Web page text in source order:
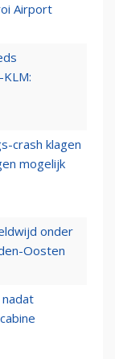
Airport
crash klagen
mogelijk
onder
Oosten
nadat